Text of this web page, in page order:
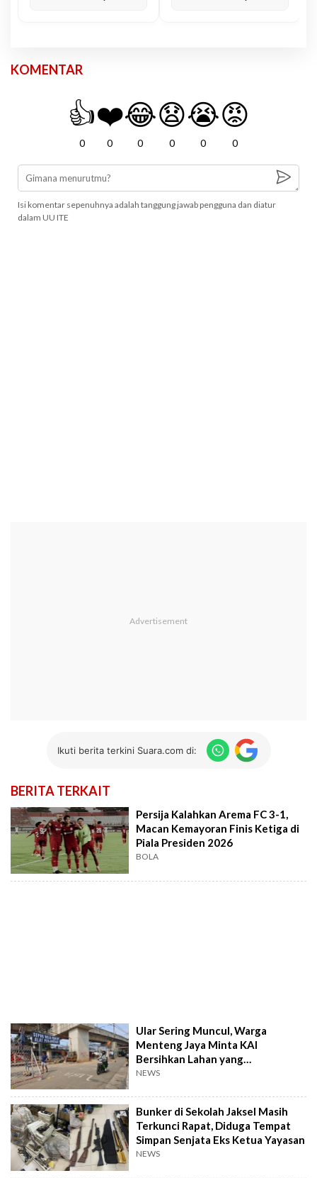
KOMENTAR
👍
0
❤️
0
😂
0
😧
0
😭
0
😡
0
Isi komentar sepenuhnya adalah tanggung jawab pengguna dan diatur
dalam UU ITE
Ikuti berita terkini Suara.com di:
BERITA TERKAIT
Persija Kalahkan Arema FC 3-1,
Macan Kemayoran Finis Ketiga di
Piala Presiden 2026
BOLA
Ular Sering Muncul, Warga
Menteng Jaya Minta KAI
Bersihkan Lahan yang
Terbengkalai
NEWS
Bunker di Sekolah Jaksel Masih
Terkunci Rapat, Diduga Tempat
Simpan Senjata Eks Ketua Yayasan
NEWS